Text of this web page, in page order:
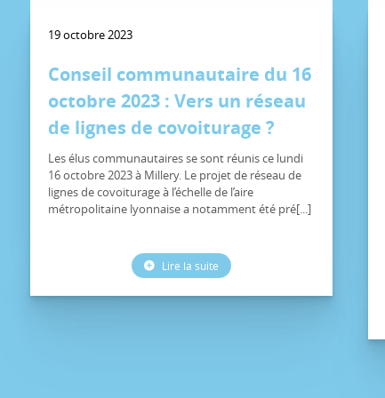
19 octobre 2023
Conseil communautaire du 16
octobre 2023 : Vers un réseau
de lignes de covoiturage ?
Les élus communautaires se sont réunis ce lundi
16 octobre 2023 à Millery. Le projet de réseau de
lignes de covoiturage à l’échelle de l’aire
métropolitaine lyonnaise a notamment été pré[...]
Lire la suite